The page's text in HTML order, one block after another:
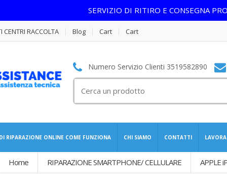
SERVIZIO DI RITIRO E CONSEGNA
CENTRI RACCOLTA Blog Cart Cart
Numero Servizio Clienti 3519582890
per:
RIPARAZIONE ONLINE COME FUNZIONA CHI SIAMO CONTATTI
Home RIPARAZIONE SMARTPHONE/ CELLULARE APPLE